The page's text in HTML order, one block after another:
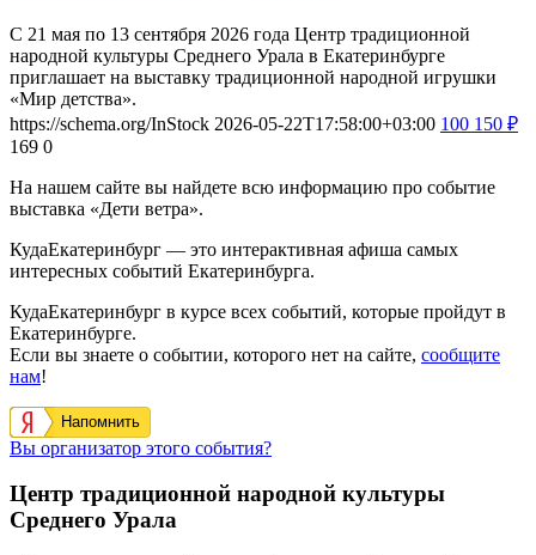
С 21 мая по 13 сентября 2026 года Центр традиционной
народной культуры Среднего Урала в Екатеринбурге
приглашает на выставку традиционной народной игрушки
«Мир детства».
https://schema.org/InStock 2026-05-22T17:58:00+03:00 100 150 ₽
169 0
На нашем сайте вы найдете всю информацию про событие
выставка «Дети ветра».
КудаЕкатеринбург — это интерактивная афиша самых
интересных событий Екатеринбурга.
КудаЕкатеринбург в курсе всех событий, которые пройдут в
Екатеринбурге.
Если вы знаете о событии, которого нет на сайте, сообщите
нам!
Напомнить
Вы организатор этого события?
Центр традиционной народной культуры
Среднего Урала